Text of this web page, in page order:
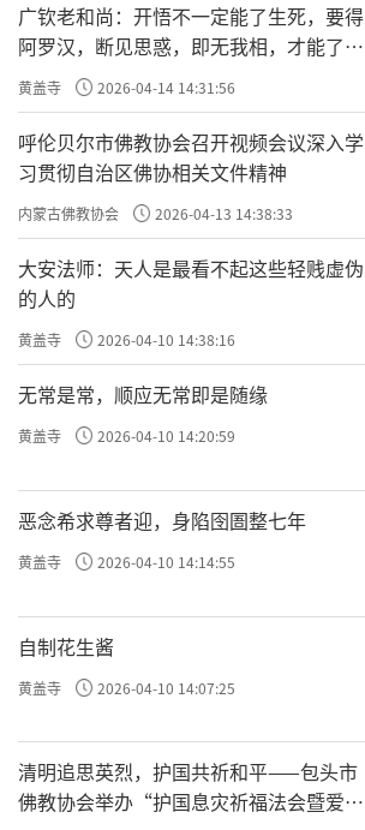
广钦老和尚：开悟不一定能了生死，要得
阿罗汉，断见思惑，即无我相，才能了生
死
黄盖寺 2026-04-14 14:31:56
呼伦贝尔市佛教协会召开视频会议深入学
习贯彻自治区佛协相关文件精神
内蒙古佛教协会 2026-04-13 14:38:33
大安法师：天人是最看不起这些轻贱虚伪
的人的
黄盖寺 2026-04-10 14:38:16
无常是常，顺应无常即是随缘
黄盖寺 2026-04-10 14:20:59
恶念希求尊者迎，身陷囹圄整七年
黄盖寺 2026-04-10 14:14:55
自制花生酱
黄盖寺 2026-04-10 14:07:25
清明追思英烈，护国共祈和平——包头市
佛教协会举办“护国息灾祈福法会暨爱国